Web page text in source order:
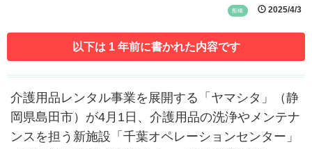
船橋 2025/4/3
以下は 1 年前に書かれた内容です
介護用品レンタル事業を展開する「ヤマシタ」（静
岡県島田市）が4月1日、介護用品の洗浄やメンテナ
ンスを担う新施設「千葉オペレーションセンター」